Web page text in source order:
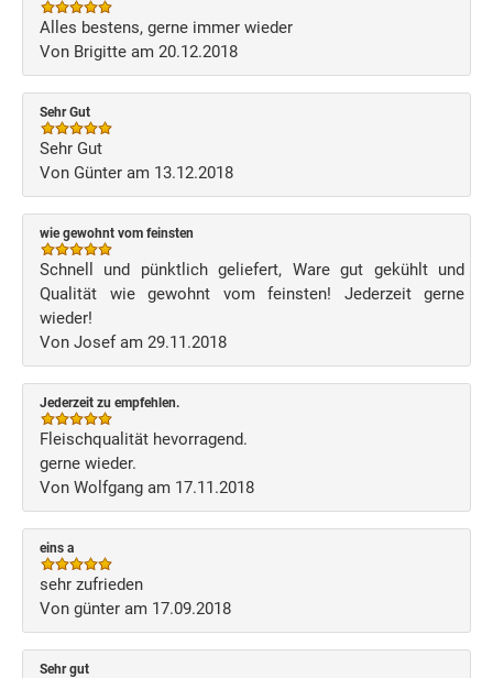
Alles bestens, gerne immer wieder
Von Brigitte am 20.12.2018
Sehr Gut
Sehr Gut
Von Günter am 13.12.2018
wie gewohnt vom feinsten
Schnell und pünktlich geliefert, Ware gut gekühlt und
Qualität wie gewohnt vom feinsten! Jederzeit gerne
wieder!
Von Josef am 29.11.2018
Jederzeit zu empfehlen.
Fleischqualität hevorragend.
gerne wieder.
Von Wolfgang am 17.11.2018
eins a
sehr zufrieden
Von günter am 17.09.2018
Sehr gut